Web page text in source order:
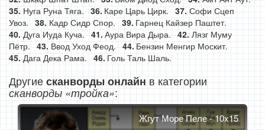
Нуга Руна Тяга.
Каре Царь Цирк.
Софи Сцеп
Увоз.
Кадр Сидр Спор.
Гарнец Кайзер Паштет.
Дуга Иуда Куча.
Аура Вира Дыра.
Лязг Муму
Пётр.
Ввод Уход Феод.
Бензин Менгир Москит.
Дага Дека Рама.
Голь Таль Шаль.
Другиесканворды онлайн в категории
сканворды «тройка»:
Жгут Море Пеле - 10x15